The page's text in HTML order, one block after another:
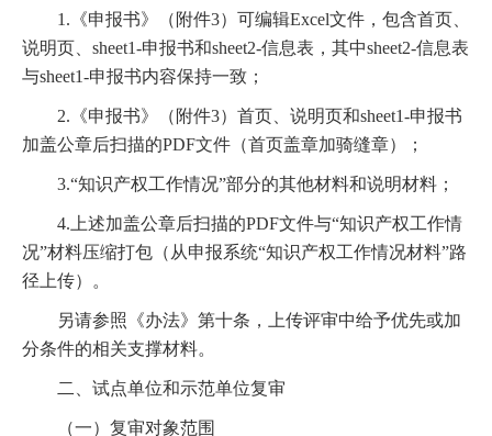
1.《申报书》（附件3）可编辑Excel文件，包含首页、
说明页、sheet1-申报书和sheet2-信息表，其中sheet2-信息表
与sheet1-申报书内容保持一致；
2.《申报书》（附件3）首页、说明页和sheet1-申报书
加盖公章后扫描的PDF文件（首页盖章加骑缝章）；
3.“知识产权工作情况”部分的其他材料和说明材料；
4.上述加盖公章后扫描的PDF文件与“知识产权工作情
况”材料压缩打包（从申报系统“知识产权工作情况材料”路
径上传）。
另请参照《办法》第十条，上传评审中给予优先或加
分条件的相关支撑材料。
二、试点单位和示范单位复审
（一）复审对象范围